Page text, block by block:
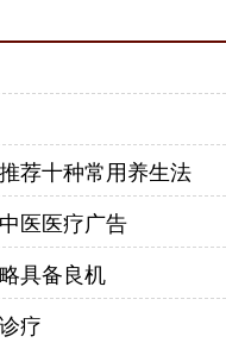
荐十种常用养生法
医医疗广告
具备良机
疗